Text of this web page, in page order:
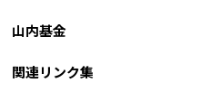
山内基金
関連リンク集